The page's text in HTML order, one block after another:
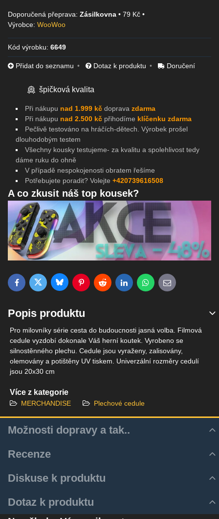
Zásilkovna • 79 Kč •
Výrobce: WooWoo
Kód výrobku: 6649
Přidat do seznamu Dotaz k produktu Doručení
špičková kvalita
Při nákupu nad 1.999 kč doprava zdarma
Při nákupu nad 2.500 kč přihodíme klíčenku zdarma
Pečlivě testováno na hráčích-dětech. Výrobek prošel
dlouhodobým testem
Všechny kousky testujeme- za kvalitu a spolehlivost tedy
dáme ruku do ohně
V případě nespokojenosti obratem řešíme
Potřebujete poradit? Volejte +420739616508
A co zkusit náš top kousek?
FacebookTwitterBlueskyPinterestRedditLinkedInWhatsApp
E-mail
Popis produktu
Pro milovníky série cesta do budoucnosti jasná volba. Filmová
cedule vyzdobí dokonale Váš herní koutek. Vyrobeno se
silnostěnného plechu. Cedule jsou vyraženy, zalisovány,
olemovány a potištěny UV tiskem. Univerzální rozměry cedulí
jsou 20x30 cm
Více z kategorie
MERCHANDISE Plechové cedule
Možnosti dopravy a tak..
využíváme aktulně pouze služeb Zásilkovny.
Recenze
Zatím bez hodnocení. Buďte první!
Přidat recenzi
Diskuse k produktu
Zatím nejsou žádné komentáře! Buďte první!
Dotaz k produktu